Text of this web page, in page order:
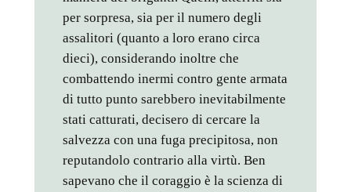
per sorpresa, sia per il numero degli
assalitori (quanto a loro erano circa
dieci), considerando inoltre che
combattendo inermi contro gente armata
di tutto punto sarebbero inevitabilmente
stati catturati, decisero di cercare la
salvezza con una fuga precipitosa, non
reputandolo contrario alla virtù. Ben
sapevano che il coraggio è la scienza di